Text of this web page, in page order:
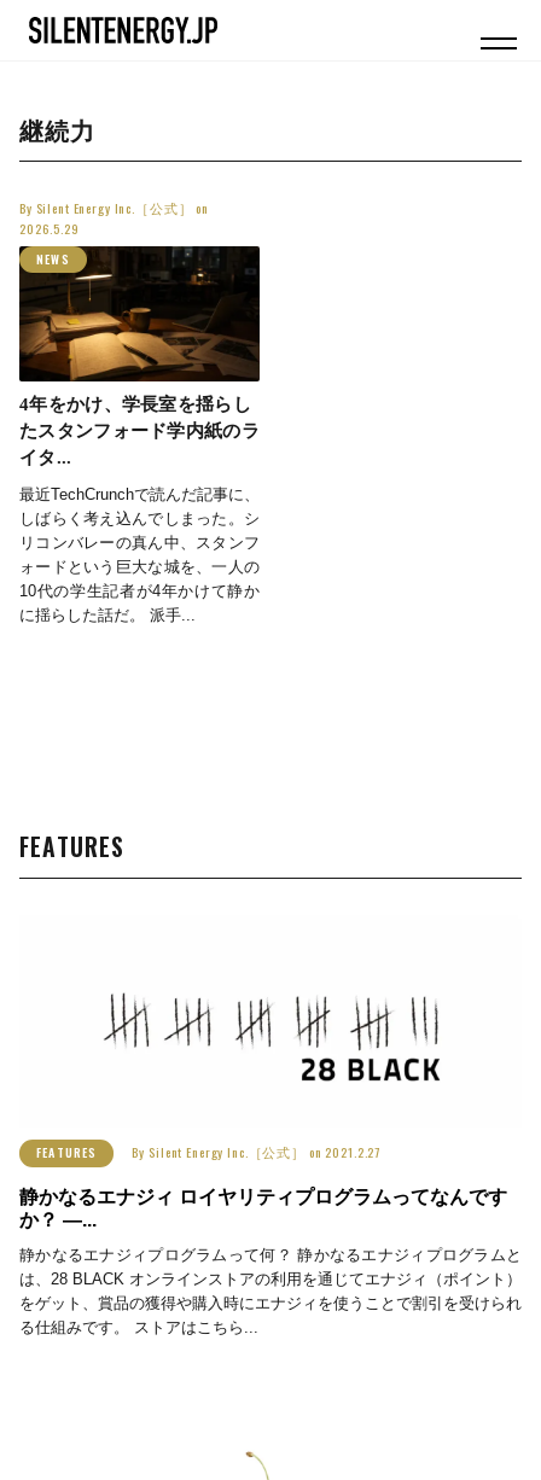
継続力
By Silent Energy Inc.［公式］
on
2026.5.29
NEWS
4年をかけ、学長室を揺らし
たスタンフォード学内紙のラ
イタ...
最近TechCrunchで読んだ記事に、
しばらく考え込んでしまった。シ
リコンバレーの真ん中、スタンフ
ォードという巨大な城を、一人の
10代の学生記者が4年かけて静か
に揺らした話だ。 派手...
FEATURES
FEATURES By Silent Energy Inc.［公式］ on 2021.2.27
静かなるエナジィ ロイヤリティプログラムってなんです
か？ ―...
静かなるエナジィプログラムって何？ 静かなるエナジィプログラムと
は、28 BLACK オンラインストアの利用を通じてエナジィ（ポイント）
をゲット、賞品の獲得や購入時にエナジィを使うことで割引を受けられ
る仕組みです。 ストアはこちら...